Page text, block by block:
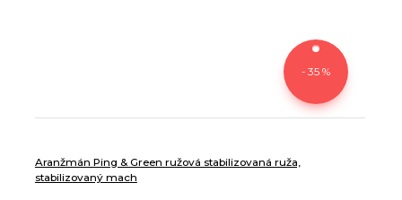
- 35 %
Aranžmán Ping & Green ružová stabilizovaná ruža,
stabilizovaný mach